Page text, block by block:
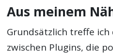
Aus meinem
Grundsätzlich treffe
zwischen Plugins, die